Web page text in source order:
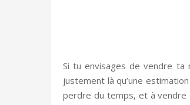
Si tu envisages de vendre ta
justement là qu’une
perdre du temps, et à vendre